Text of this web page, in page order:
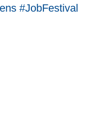
#JobFestival